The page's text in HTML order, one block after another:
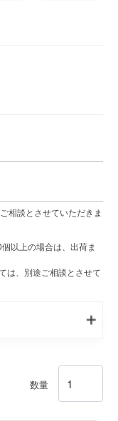
相談とさせていただきま
以上の場合は、出荷ま
は、別途ご相談とさせて
数量